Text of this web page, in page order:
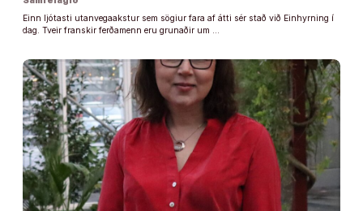
Einn ljótasti utanvegaakstur sem sögiur fara af átti sér stað við Einhyrning í
dag. Tveir franskir ferðamenn eru grunaðir um …